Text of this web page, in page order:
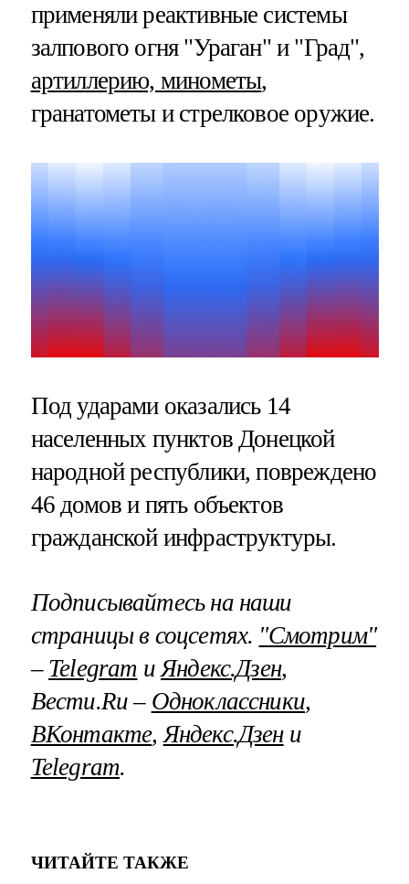
применяли реактивные системы
залпового огня "Ураган" и "Град",
артиллерию, минометы,
гранатометы и стрелковое оружие.
Под ударами оказались 14
населенных пунктов Донецкой
народной республики, повреждено
46 домов и пять объектов
гражданской инфраструктуры.
Подписывайтесь на наши
страницы в соцсетях. "Смотрим"
– Telegram иЯндекс.Дзен,
Вести.Ru – Одноклассники,
ВКонтакте,Яндекс.Дзени
Telegram.
ЧИТАЙТЕ ТАКЖЕ